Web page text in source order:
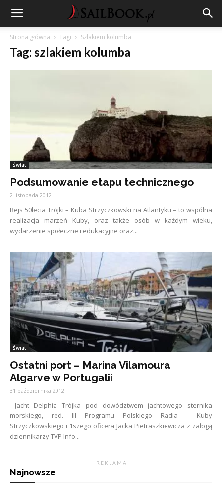
Strona główna Tagi Szlakiem kolumba
Tag: szlakiem kolumba
Świat
Podsumowanie etapu technicznego
2 listopada 2012
Rejs 50lecia Trójki – Kuba Strzyczkowski na Atlantyku – to wspólna
realizacja marzeń Kuby, oraz także osób w każdym wieku,
wydarzenie społeczne i edukacyjne oraz...
Świat
Ostatni port – Marina Vilamoura
Algarve w Portugalii
31 października 2012
Jacht Delphia Trójka pod dowództwem jachtowego sternika
morskiego, red. III Programu Polskiego Radia - Kuby
Strzyczkowskiego i 1szego oficera Jacka Pietraszkiewicza z załogą
dziennikarzy TVP Info...
R E K L A M A
Najnowsze